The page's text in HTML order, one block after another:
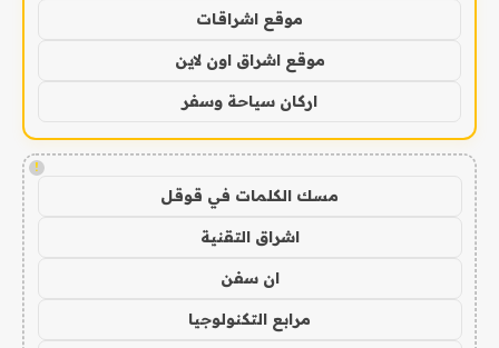
موقع اشراقات
موقع اشراق اون لاين
اركان سياحة وسفر
!
مسك الكلمات في قوقل
اشراق التقنية
ان سفن
مرابع التكنولوجيا